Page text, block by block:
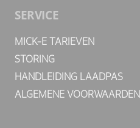
SERVICE
MICK-E TARIEVEN
STORING
HANDLEIDING LAADPAS
ALGEMENE VOORWAARDEN